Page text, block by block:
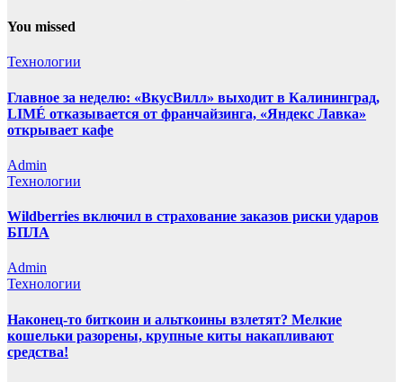
You missed
Технологии
Главное за неделю: «ВкусВилл» выходит в Калининград,
LIMÉ отказывается от франчайзинга, «Яндекс Лавка»
открывает кафе
Admin
Технологии
Wildberries включил в страхование заказов риски ударов
БПЛА
Admin
Технологии
Наконец-то биткоин и альткоины взлетят? Мелкие
кошельки разорены, крупные киты накапливают
средства!